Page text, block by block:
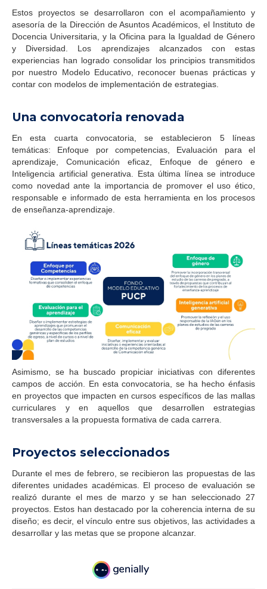
Estos proyectos se desarrollaron con el acompañamiento y
asesoría de la Dirección de Asuntos Académicos, el Instituto de
Docencia Universitaria, y la Oficina para la Igualdad de Género
y Diversidad. Los aprendizajes alcanzados con estas
experiencias han logrado consolidar los principios transmitidos
por nuestro Modelo Educativo, reconocer buenas prácticas y
contar con modelos de implementación de estrategias.
Una convocatoria renovada
En esta cuarta convocatoria, se establecieron 5 líneas
temáticas: Enfoque por competencias, Evaluación para el
aprendizaje, Comunicación eficaz, Enfoque de género e
Inteligencia artificial generativa. Esta última línea se introduce
como novedad ante la importancia de promover el uso ético,
responsable e informado de esta herramienta en los procesos
de enseñanza-aprendizaje.
Asimismo, se ha buscado propiciar iniciativas con diferentes
campos de acción. En esta convocatoria, se ha hecho énfasis
en proyectos que impacten en cursos específicos de las mallas
curriculares y en aquellos que desarrollen estrategias
transversales a la propuesta formativa de cada carrera.
Proyectos seleccionados
Durante el mes de febrero, se recibieron las propuestas de las
diferentes unidades académicas. El proceso de evaluación se
realizó durante el mes de marzo y se han seleccionado 27
proyectos. Estos han destacado por la coherencia interna de su
diseño; es decir, el vínculo entre sus objetivos, las actividades a
desarrollar y las metas que se propone alcanzar.